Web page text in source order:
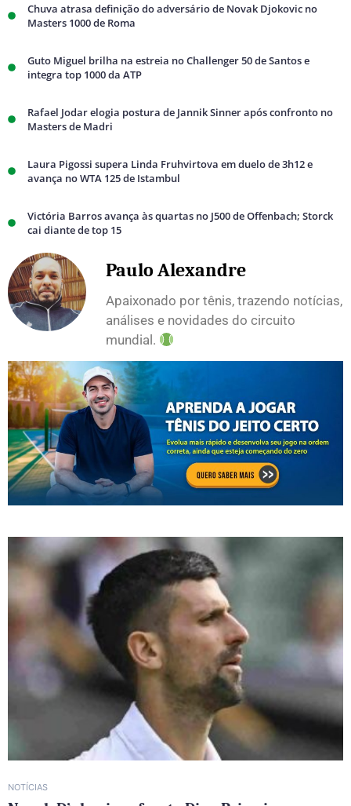
Chuva atrasa definição do adversário de Novak Djokovic no
Masters 1000 de Roma
Guto Miguel brilha na estreia no Challenger 50 de Santos e
integra top 1000 da ATP
Rafael Jodar elogia postura de Jannik Sinner após confronto no
Masters de Madri
Laura Pigossi supera Linda Fruhvirtova em duelo de 3h12 e
avança no WTA 125 de Istambul
Victória Barros avança às quartas no J500 de Offenbach; Storck
cai diante de top 15
Paulo Alexandre
Apaixonado por tênis, trazendo notícias,
análises e novidades do circuito
mundial.
NOTÍCIAS